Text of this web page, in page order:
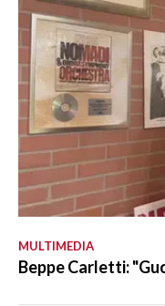
MULTIMEDIA
Beppe Carletti: